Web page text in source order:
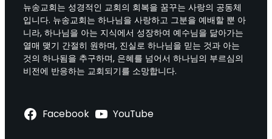
뉴송교회는 성경적인 교회의 회복을 꿈꾸는 사랑의 공동체
입니다. 뉴송교회는 하나님을 사랑하고 그분을 예배할 뿐 아
니라, 하나님을 아는 지식에서 성장하여 예수님을 닮아가는
열매 맺기 간절히 원하며, 진실로 하나님을 믿는 것과 아는
것의 하나됨을 추구하며, 은혜를 넘어서 하나님의 부르심의
비전에 반응하는 교회되기를 소망합니다.
Facebook YouTube